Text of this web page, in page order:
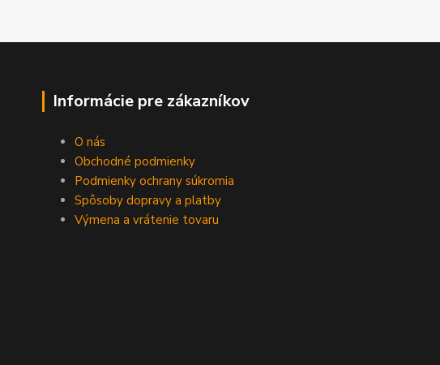
Informácie pre zákazníkov
O nás
Obchodné podmienky
Podmienky ochrany súkromia
Spôsoby dopravy a platby
Výmena a vrátenie tovaru